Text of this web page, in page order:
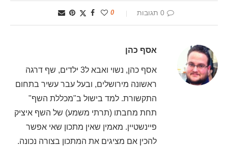
0 תגובות 0
אסף כהן
אסף כהן, נשוי ואבא ל3 ילדים, שף דרגה
ראשונה מירושלים, ובעל עבר עשיר בתחום
התקשורת. למד בישול ב"מכללת השף"
תחת מחבתו (תרתי משמע) של השף איציק
פיינשטיין. מאמין שאין מתכון שאי אפשר
להכין אם מציגים את המתכון בצורה נכונה.